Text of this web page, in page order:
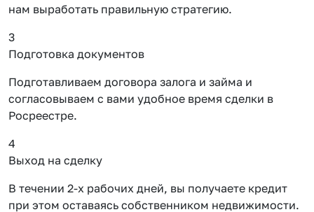
нам выработать правильную стратегию.
3
Подготовка документов
Подготавливаем договора залога и займа и
согласовываем с вами удобное время сделки в
Росреестре.
4
Выход на сделку
В течении 2-х рабочих дней, вы получаете кредит
при этом оставаясь собственником недвижимости.